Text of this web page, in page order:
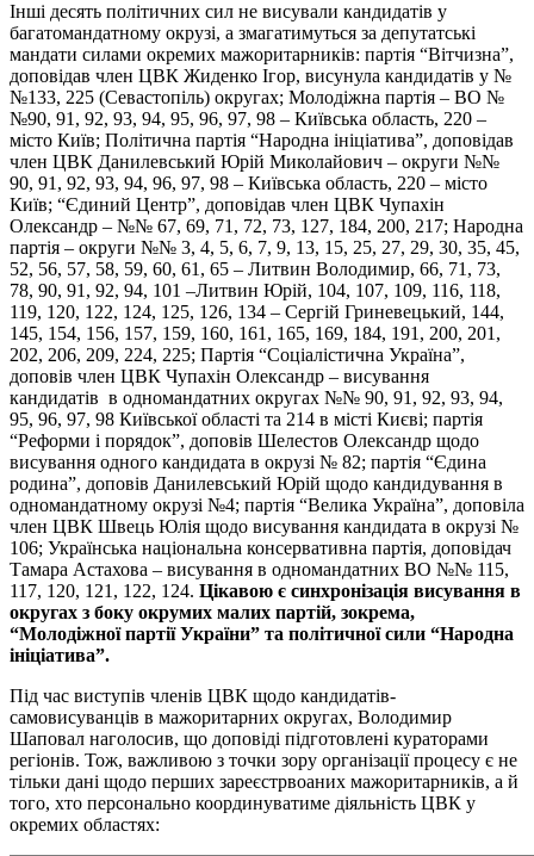
Інші десять політичних сил не висували кандидатів у
багатомандатному окрузі, а змагатимуться за депутатські
мандати силами окремих мажоритарників: партія “Вітчизна”,
доповідав член ЦВК Жиденко Ігор, висунула кандидатів у №
№133, 225 (Севастопіль) округах; Молодіжна партія – ВО №
№90, 91, 92, 93, 94, 95, 96, 97, 98 – Київська область, 220 –
місто Київ; Політична партія “Народна ініціатива”, доповідав
член ЦВК Данилевський Юрій Миколайович – округи №№
90, 91, 92, 93, 94, 96, 97, 98 – Київська область, 220 – місто
Київ; “Єдиний Центр”, доповідав член ЦВК Чупахін
Олександр – №№ 67, 69, 71, 72, 73, 127, 184, 200, 217; Народна
партія – округи №№ 3, 4, 5, 6, 7, 9, 13, 15, 25, 27, 29, 30, 35, 45,
52, 56, 57, 58, 59, 60, 61, 65 – Литвин Володимир, 66, 71, 73,
78, 90, 91, 92, 94, 101 –Литвин Юрій, 104, 107, 109, 116, 118,
119, 120, 122, 124, 125, 126, 134 – Сергій Гриневецький, 144,
145, 154, 156, 157, 159, 160, 161, 165, 169, 184, 191, 200, 201,
202, 206, 209, 224, 225; Партія “Соціалістична Україна”,
доповів член ЦВК Чупахін Олександр – висування
кандидатів в одномандатних округах №№ 90, 91, 92, 93, 94,
95, 96, 97, 98 Київської області та 214 в місті Києві; партія
“Реформи і порядок”, доповів Шелестов Олександр щодо
висування одного кандидата в окрузі № 82; партія “Єдина
родина”, доповів Данилевський Юрій щодо кандидування в
одномандатному окрузі №4; партія “Велика Україна”, доповіла
член ЦВК Швець Юлія щодо висування кандидата в окрузі №
106; Українська національна консервативна партія, доповідач
Тамара Астахова – висування в одномандатних ВО №№ 115,
117, 120, 121, 122, 124. Цікавою є синхронізація висування в
округах з боку окрумих малих партій, зокрема,
“Молодіжної партії України” та політичної сили “Народна
ініціатива”.
Під час виступів членів ЦВК щодо кандидатів-
самовисуванців в мажоритарних округах, Володимир
Шаповал наголосив, що доповіді підготовлені кураторами
регіонів. Тож, важливою з точки зору організації процесу є не
тільки дані щодо перших зареєстрвоаних мажоритарників, а й
того, хто персонально координуватиме діяльність ЦВК у
окремих областях: